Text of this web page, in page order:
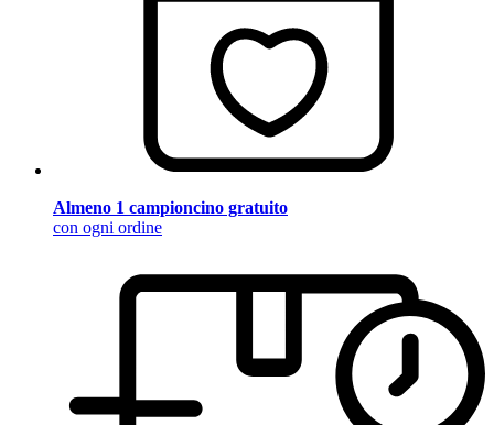
Almeno 1 campioncino gratuito
con ogni ordine